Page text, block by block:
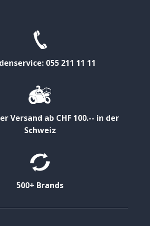
055 211 11 11
Versand ab CHF 100.-- in der
Schweiz
500+ Brands